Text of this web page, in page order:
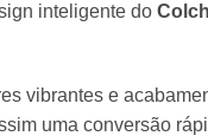
inteligente do
vibrantes e
uma conversão